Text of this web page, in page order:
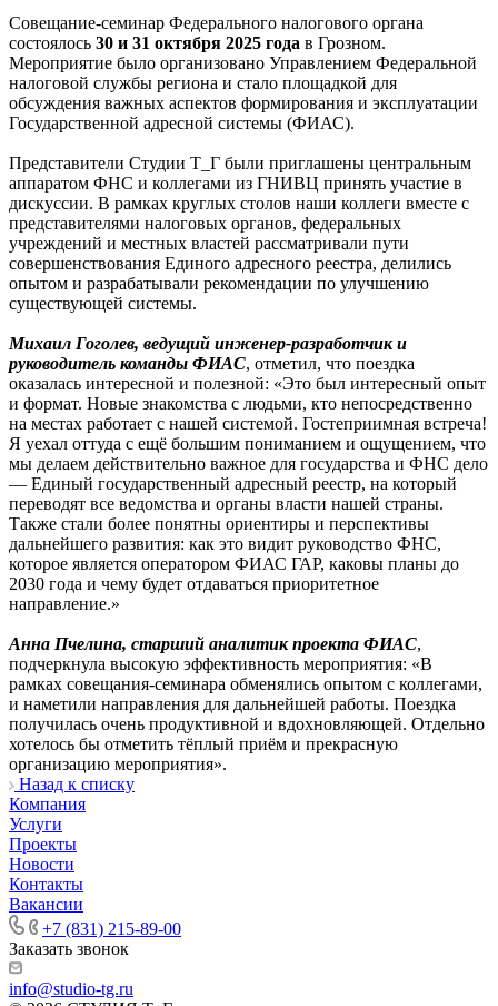
Совещание-семинар Федерального налогового органа
состоялось 30 и 31 октября 2025 года в Грозном.
Мероприятие было организовано Управлением Федеральной
налоговой службы региона и стало площадкой для
обсуждения важных аспектов формирования и эксплуатации
Государственной адресной системы (ФИАС).
Представители Студии Т_Г были приглашены центральным
аппаратом ФНС и коллегами из ГНИВЦ принять участие в
дискуссии. В рамках круглых столов наши коллеги вместе с
представителями налоговых органов, федеральных
учреждений и местных властей рассматривали пути
совершенствования Единого адресного реестра, делились
опытом и разрабатывали рекомендации по улучшению
существующей системы.
Михаил Гоголев, ведущий инженер-разработчик и
руководитель команды ФИАС, отметил, что поездка
оказалась интересной и полезной: «Это был интересный опыт
и формат. Новые знакомства с людьми, кто непосредственно
на местах работает с нашей системой. Гостеприимная встреча!
Я уехал оттуда с ещё большим пониманием и ощущением, что
мы делаем действительно важное для государства и ФНС дело
— Единый государственный адресный реестр, на который
переводят все ведомства и органы власти нашей страны.
Также стали более понятны ориентиры и перспективы
дальнейшего развития: как это видит руководство ФНС,
которое является оператором ФИАС ГАР, каковы планы до
2030 года и чему будет отдаваться приоритетное
направление.»
Анна Пчелина, старший аналитик проекта ФИАС,
подчеркнула высокую эффективность мероприятия: «В
рамках совещания-семинара обменялись опытом с коллегами,
и наметили направления для дальнейшей работы. Поездка
получилась очень продуктивной и вдохновляющей. Отдельно
хотелось бы отметить тёплый приём и прекрасную
организацию мероприятия».
Назад к списку
Компания
Услуги
Проекты
Новости
Контакты
Вакансии
+7 (831) 215-89-00
Заказать звонок
info@studio-tg.ru